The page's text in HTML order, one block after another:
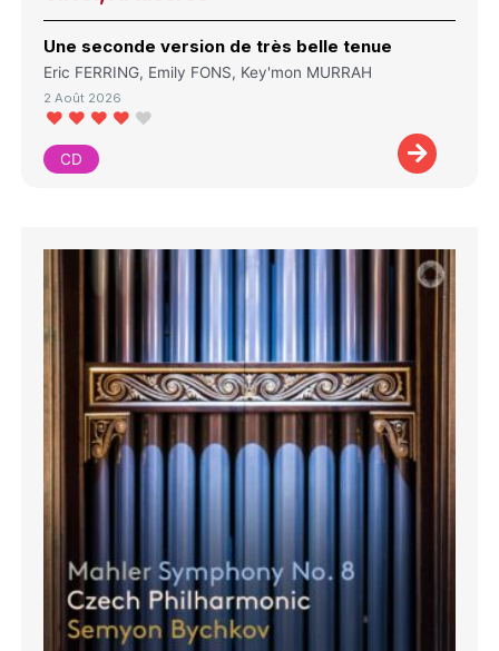
Une seconde version de très belle tenue
Eric FERRING, Emily FONS, Key'mon MURRAH
2 Août 2026
CD